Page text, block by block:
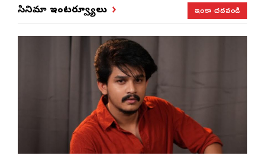
సినిమా ఇంటర్వ్యూలు ఇంకా చదవండి